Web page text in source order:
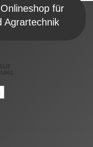
für
Agrartechnik